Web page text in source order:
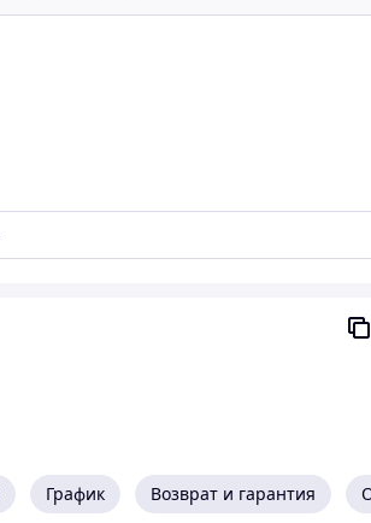
График Возврат и гарантия